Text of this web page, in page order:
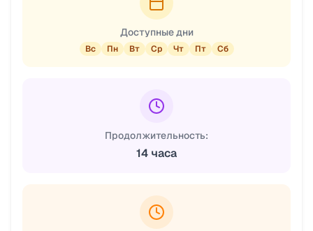
Доступные дни
Вс Пн Вт Ср Чт Пт Сб
Продолжительность:
14 часа